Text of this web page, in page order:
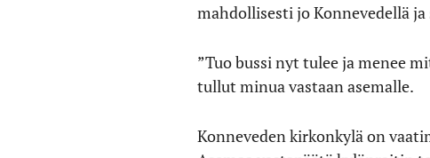
mahdollisesti jo Konnevedellä
”Tuo bussi nyt tulee ja menee
tullut minua vastaan asemalle.
Konneveden kirkonkylä on